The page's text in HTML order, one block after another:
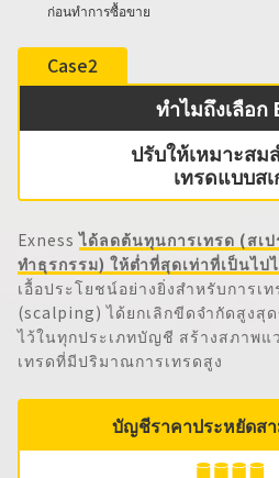
ก่อนทำการซื้อขาย
Case2
ทำไมถึงเลือก
ปรับให้เหมาะสม
เทรดแบบส
Exnessได้ลดต้นทุนการเทรด (สเ
ทำธุรกรรม) ให้ต่ำที่สุดเท่าที่เป็นไป
เอื้อประโยชน์อย่างยิ่งสำหรับการเ
(scalping) ได้ยกเลิกขีดจำกัดสูงสุ
ไว้ในทุกประเภทบัญชี สร้างสภาพแ
เทรดที่มีปริมาณการเทรดสูง
บัญชีราคาประหยัดส